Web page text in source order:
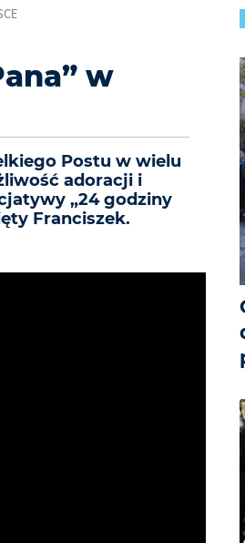
w
Postu w wielu
adoracji i
„24 godziny
Franciszek.